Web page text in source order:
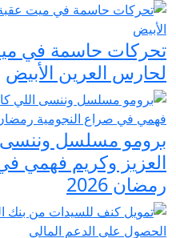
تحركات حاسمة في
لحارس العرين الأبيض
برومو مسلسل وننسى
العزيز وكريم فهمي
رمضان 2026